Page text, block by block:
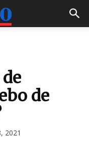
de
2021